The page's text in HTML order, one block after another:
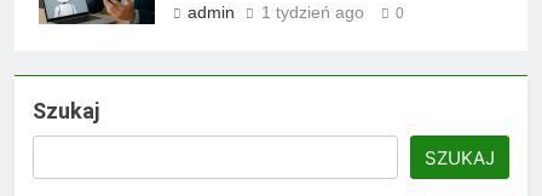
admin 1 tydzień ago 0
Szukaj
SZUKAJ